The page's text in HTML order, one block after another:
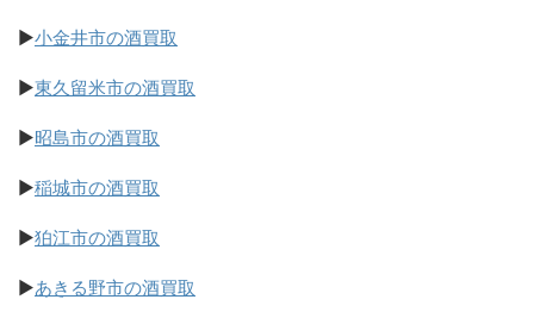
▶小金井市の酒買取
▶東久留米市の酒買取
▶昭島市の酒買取
▶稲城市の酒買取
▶狛江市の酒買取
▶あきる野市の酒買取